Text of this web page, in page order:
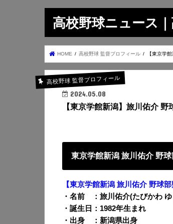
高校野球ニュース
HOME 高校野球 監督プロフィール 【東京学
高校野球 監督プロフィール
2024.05.08
【東京学館新潟】旅川佑介
東京学館新潟 旅川佑介 野
【東京学館新潟 旅川佑介 野球部
・名前 ：旅川佑介(たびかわ
・誕生日：1982年生まれ
・出身 ：新潟県出身